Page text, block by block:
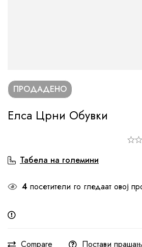
ПРОДАДЕНО
Елса Црни Обувки
Табела на големини
4 посетители го гледаат овој
Compare Постави